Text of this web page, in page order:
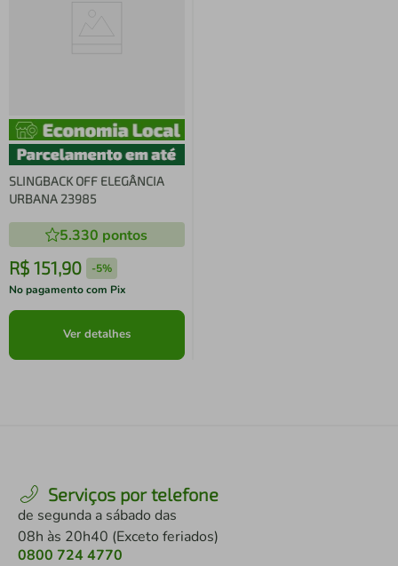
SLINGBACK OFF ELEGÂNCIA
URBANA 23985
5.330 pontos
R$ 151,90 -5%
No pagamento com Pix
Ver detalhes
Serviços por telefone
de segunda a sábado das
08h às 20h40 (Exceto feriados)
0800 724 4770